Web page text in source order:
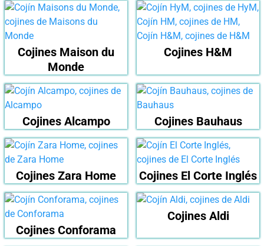
Cojines Maison du
Monde
Cojines H&M
Cojines Alcampo Cojines Bauhaus
Cojines Zara Home Cojines El Corte Inglés
Cojines Conforama
Cojines Aldi